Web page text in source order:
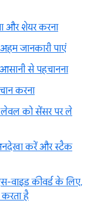
और शेयर करना
जानकारी पाएं
से पहचानना
करना
को सेंसर पर ले
अनदेखा करें और स्टैक
वाइड कीवर्ड के लिए,
है